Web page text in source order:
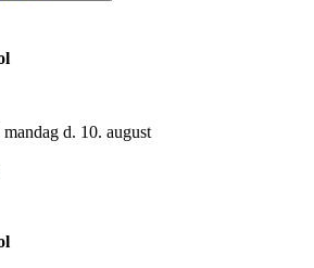
mandag d. 10. august